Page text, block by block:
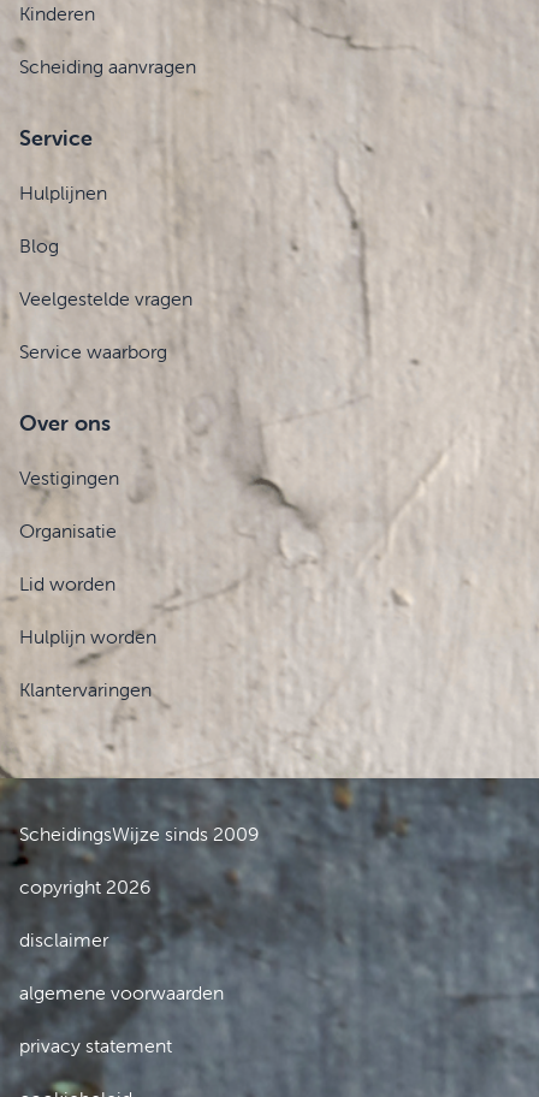
Kinderen
Scheiding aanvragen
Service
Hulplijnen
Blog
Veelgestelde vragen
Service waarborg
Over ons
Vestigingen
Organisatie
Lid worden
Hulplijn worden
Klantervaringen
ScheidingsWijze sinds 2009
copyright 2026
disclaimer
algemene voorwaarden
privacy statement